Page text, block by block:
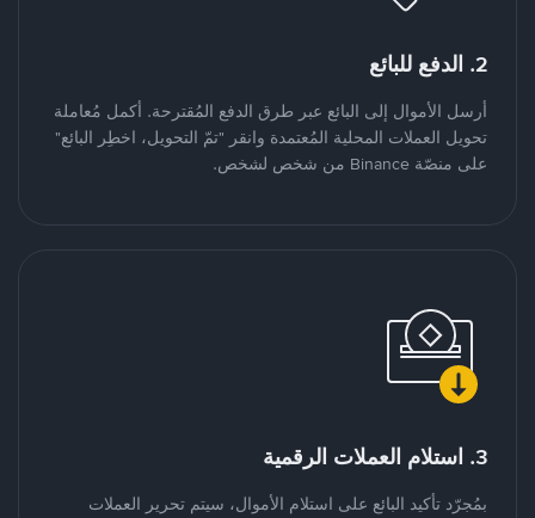
2. الدفع للبائع
أرسل الأموال إلى البائع عبر طرق الدفع المُقترحة. أكمل مُعاملة
تحويل العملات المحلية المُعتمدة وانقر "تمّ التحويل، اخطِر البائع"
على منصّة Binance من شخص لشخص.
3. استلام العملات الرقمية
بمُجرّد تأكيد البائع على استلام الأموال، سيتم تحرير العملات